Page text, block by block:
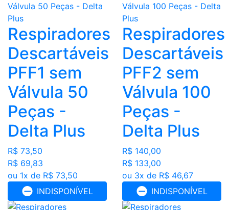
Respiradores
Descartáveis
PFF1 sem
Válvula 50
Peças -
Delta Plus
R$ 73,50
R$ 69,83
ou 1x de R$ 73,50
INDISPONÍVEL
Respiradores
Descartáveis
PFF2 sem
Válvula 100
Peças -
Delta Plus
R$ 140,00
R$ 133,00
ou 3x de R$ 46,67
INDISPONÍVEL